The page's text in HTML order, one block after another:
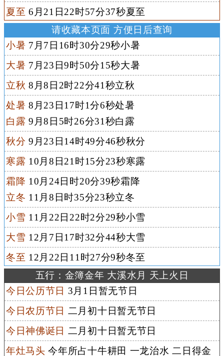
夏至 6月21日22时57分37秒夏至
请收藏本页面 方便日后查询
小暑 7月7日16时30分29秒小暑
大暑 7月23日9时50分15秒大暑
立秋 8月8日2时22分41秒立秋
处暑 8月23日17时1分6秒处暑
白露 9月8日5时26分31秒白露
秋分 9月23日14时49分46秒秋分
寒露 10月8日21时15分23秒寒露
霜降 10月24日时20分39秒霜降
立冬 11月8日时35分23秒立冬
小雪 11月22日22时2分29秒小雪
大雪 12月7日17时32分44秒大雪
冬至 12月22日11时27分9秒冬至
五行：金簿金年 大溪水月 天上火日
今日公历节日 3月1日暂无节日
今日农历节日 二月初十日暂无节日
今日神佛诞日 二月初十日暂无节日
年灶马头 今年所占十牛耕田 一龙治水 二日得金